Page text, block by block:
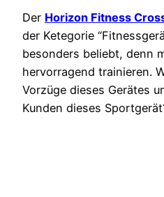
Der Horizon Fitness
der Ketegorie
besonders beliebt, denn
hervorragend trainieren.
Vorzüge dieses Gerätes
Kunden dieses